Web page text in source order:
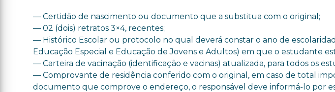
— Certidão de nascimento ou documento que a substitua com o original;
— 02 (dois) retratos 3×4, recentes;
— Histórico Escolar ou protocolo no qual deverá constar o ano de
Educação Especial e Educação de Jovens e Adultos) em que o estudante
— Carteira de vacinação (identificação e vacinas) atualizada, para todos os
— Comprovante de residência conferido com o original, em caso de total
documento que comprove o endereço, o responsável deve informá-lo por